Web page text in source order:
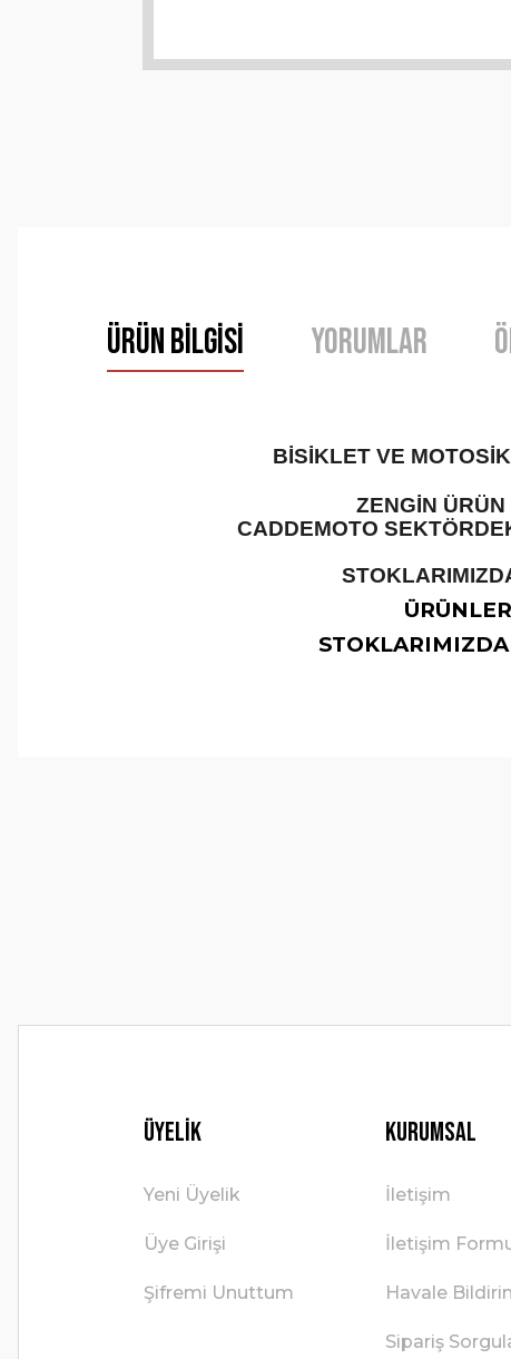
Ürün Bilgisi Yorumlar
BİSİKLET VE
ZENGİN
CADDEMOTO
Üyelik
Yeni Üyelik
Üye Girişi
Şifremi Unuttum
Kurumsal
İletişim
İletişim
Havale
Sipariş